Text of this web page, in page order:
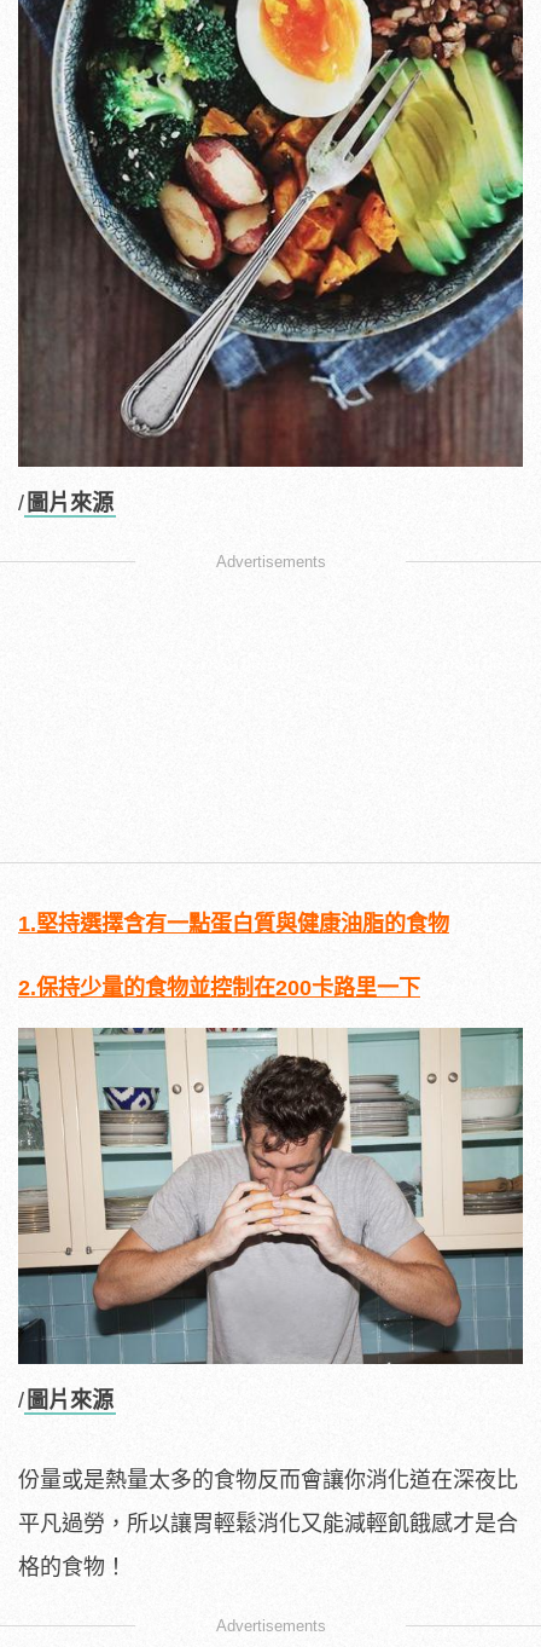
/ 圖片來源
Advertisements
1.堅持選擇含有一點蛋白質與健康油脂的食物
2.保持少量的食物並控制在200卡路里一下
/ 圖片來源
份量或是熱量太多的食物反而會讓你消化道在深夜比
平凡過勞，所以讓胃輕鬆消化又能減輕飢餓感才是合
格的食物！
Advertisements